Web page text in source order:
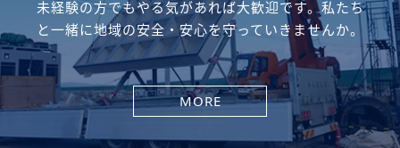
未経験の方でもやる気があれば大歓迎です。私たち
と一緒に地域の安全・安心を守っていきませんか。
MORE